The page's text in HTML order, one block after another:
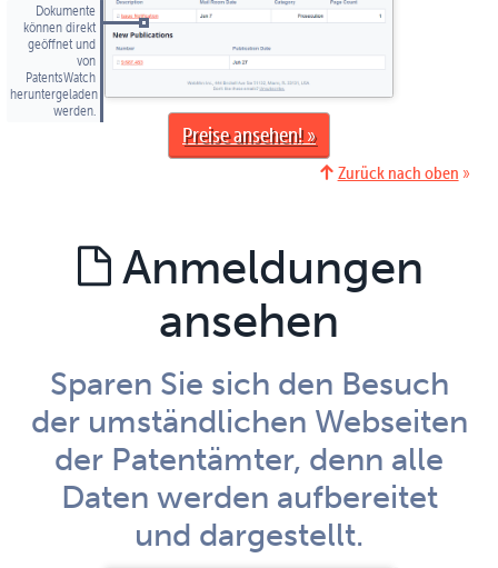
Dokumente
können direkt
geöffnet und
von
PatentsWatch
heruntergeladen
werden.
Preise ansehen
Zurück nach oben
Anmeldungen
ansehen
Sparen Sie sich den Besuch
der umständlichen Webseiten
der Patentämter, denn alle
Daten werden aufbereitet
und dargestellt.